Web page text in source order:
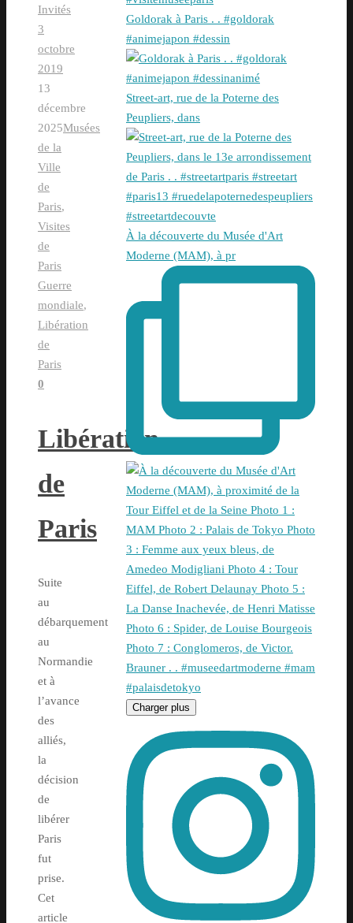
Invités
3
octobre
2019
13
décembre
2025Musées
de la
Ville
de
Paris,
Visites
de
Paris
Guerre
mondiale,
Libération
de
Paris
0
Libération
de
Paris
Suite
au
débarquement
au
Normandie
et à
l’avance
des
alliés,
la
décision
de
libérer
Paris
fut
prise.
Cet
article
Goldorak à Paris . . #goldorak
#animejapon #dessin
Street-art, rue de la Poterne des
Peupliers, dans
À la découverte du Musée d'Art
Moderne (MAM), à pr
Charger plus